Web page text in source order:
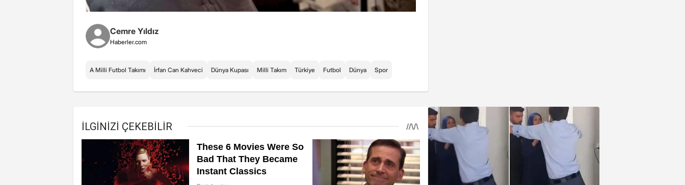
Cemre Yıldız
Haberler.com
A Milli Futbol Takımı İrfan Can Kahveci Dünya Kupası Milli Takım Türkiye Futbol Dünya Spor